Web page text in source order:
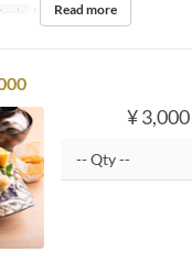
LunchRead more
¥ 3,000